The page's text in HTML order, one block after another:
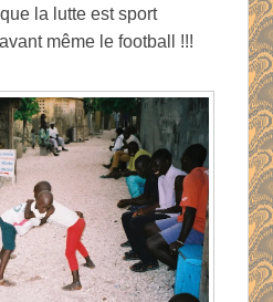
la lutte est sport
même le football !!!